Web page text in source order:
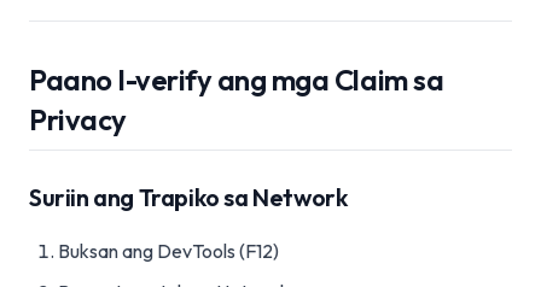
Paano I-verify ang mga Claim sa
Privacy
Suriin ang Trapiko sa Network
Buksan ang DevTools (F12)